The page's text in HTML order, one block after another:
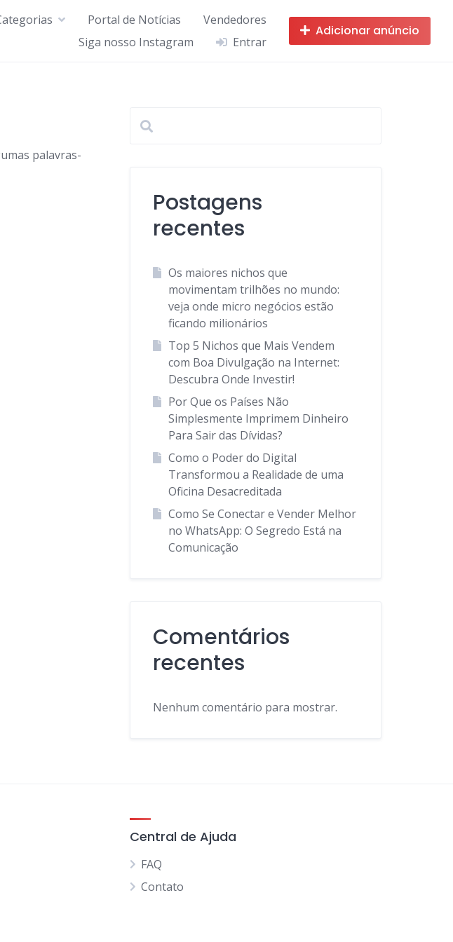
Portal de Notícias
Vendedores
Siga nosso Instagram
Entrar
Adicionar anúncio
palavras-
Postagens
recentes
Os maiores nichos que
movimentam trilhões no mundo:
veja onde micro negócios estão
ficando milionários
Top 5 Nichos que Mais Vendem
com Boa Divulgação na Internet:
Descubra Onde Investir!
Por Que os Países Não
Simplesmente Imprimem Dinheiro
Para Sair das Dívidas?
Como o Poder do Digital
Transformou a Realidade de uma
Oficina Desacreditada
Como Se Conectar e Vender Melhor
no WhatsApp: O Segredo Está na
Comunicação
Comentários
recentes
Nenhum comentário para mostrar.
Central de Ajuda
FAQ
Contato